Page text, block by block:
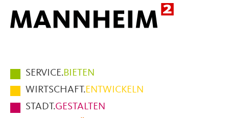
Hauptmenüpunkte
im
Fußbereich
der
SERVICE.BIETEN
WIRTSCHAFT.ENTWICKELN
STADT.GESTALTEN